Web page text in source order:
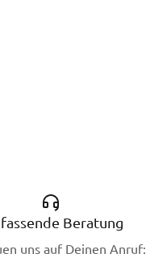
Beratung
uns auf Deinen Anruf: